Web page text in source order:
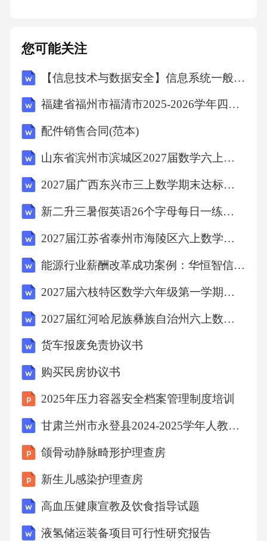
您可能关注
【信息技术与数据安全】信息系统一般控制审计计划（ITGC）
福建省福州市福清市2025-2026学年四年级下学期期中道德与法治试题（文字版含答案）
配件销售合同(范本)
山东省滨州市滨城区2027届数学六上期末质量检测模拟试题含解析
2027届广西东兴市三上数学期末达标检测试题含解析
新二升三暑假英语26个字母每日一练过关练22天
2027届江苏省泰州市海陵区六上数学期末质量跟踪监视试题含解析
能源行业薪酬改革成功案例：华恒智信破解技能补贴与激励脱节难题
2027届六枝特区数学六年级第一学期期末达标测试试题含解析
2027届红河哈尼族彝族自治州六上数学期末检测试题含解析
货车报废免责协议书
购买民房协议书
2025年压力容器安全档案管理制度培训
甘肃兰州市永登县2024-2025学年人教PEP版六年级下学期期中英语试卷（含答案）
颌骨动静脉畸形护理查房
新生儿感染护理查房
高血压健康宣教及饮食指导试题
液氢储运装备项目可行性研究报告